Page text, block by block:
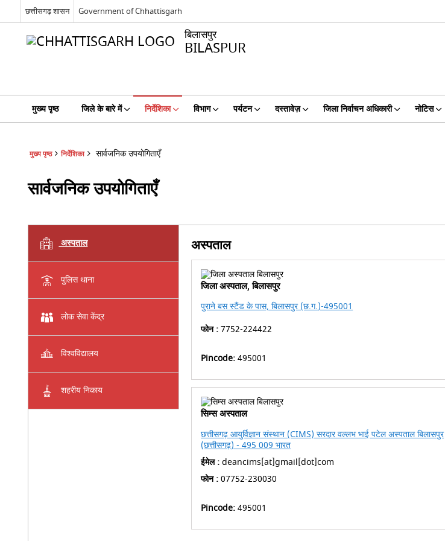
छत्तीसगढ़ शासन Government of Chhattisgarh
बिलासपुर
BILASPUR
मुख्य पृष्ठ जिले के बारे में निर्देशिका विभाग पर्यटन दस्तावेज़ जिला निर्वाचन अधिकारी नोटिस
मुख्य पृष्ठ निर्देशिका सार्वजनिक उपयोगिताएँ
सार्वजनिक उपयोगिताएँ
अस्पताल
पुलिस थाना
लोक सेवा केंद्र
विश्वविद्यालय
शहरीय निकाय
अस्पताल
जिला अस्पताल, बिलासपुर
पुराने बस स्टैंड के पास, बिलासपुर (छ.ग.)-495001
फोन :7752-224422
Pincode:495001
सिम्स अस्पताल
छत्तीसगढ़ आयुर्विज्ञान संस्थान (CIMS) सरदार वल्लभ भाई पटेल अस्पताल बिलासपुर
(छत्तीसगढ़) - 495 009 भारत
ईमेल :deancims[at]gmail[dot]com
फोन :07752-230030
Pincode:495001